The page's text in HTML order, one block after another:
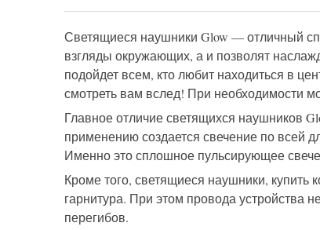
Светящиеся наушники Glow — отличный
взгляды окружающих, а и позволят
подойдет всем, кто любит находиться в
смотреть вам вслед! При необходимости
Главное отличие светящихся наушников
применению создается свечение по всей
Именно это сплошное пульсирующее
Кроме того, светящиеся наушники,
гарнитура. При этом провода устройства
перегибов.